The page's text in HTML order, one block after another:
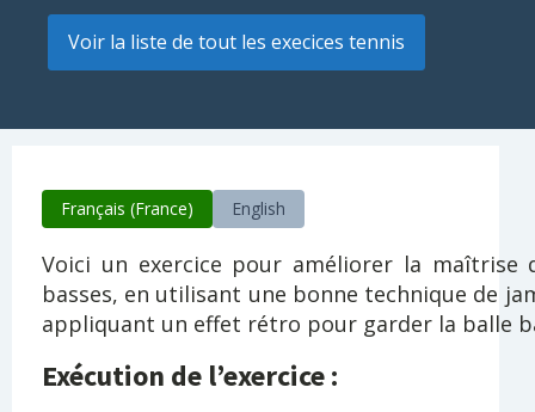
Voir la liste de tout les execices tennis
Français (France) English
Voici un exercice pour améliorer la maîtrise
basses, en utilisant une bonne technique de
appliquant un effet rétro pour garder la balle
Exécution de l’exercice :